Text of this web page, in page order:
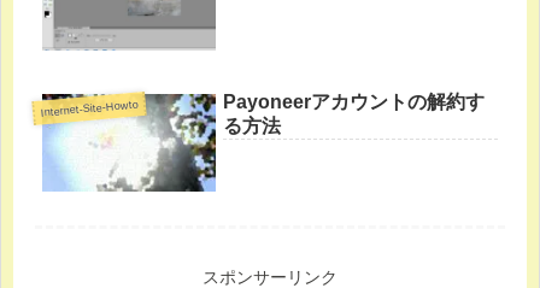
Internet-Site-Howto
Payoneerアカウントの解約す
る方法
スポンサーリンク